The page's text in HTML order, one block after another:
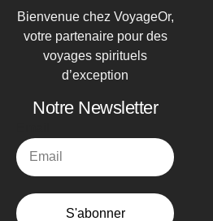
Bienvenue chez VoyageOr,
votre partenaire pour des
voyages spirituels
d’exception
Notre Newsletter
S'abonner